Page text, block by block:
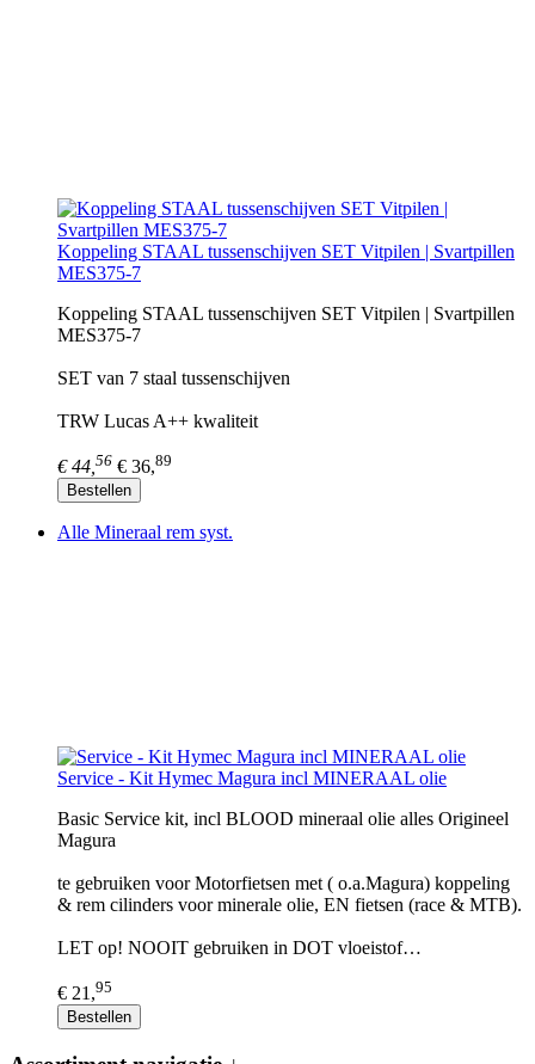
Koppeling STAAL tussenschijven SET Vitpilen | Svartpillen
MES375-7
Koppeling STAAL tussenschijven SET Vitpilen | Svartpillen
MES375-7
SET van 7 staal tussenschijven
TRW Lucas A++ kwaliteit
€ 44, 56 € 36,89
Bestellen
Alle Mineraal rem syst.
Service - Kit Hymec Magura incl MINERAAL olie
Basic Service kit, incl BLOOD mineraal olie alles Origineel
Magura
te gebruiken voor Motorfietsen met ( o.a.Magura) koppeling
& rem cilinders voor minerale olie, EN fietsen (race & MTB).
LET op! NOOIT gebruiken in DOT vloeistof…
€ 21,95
Bestellen